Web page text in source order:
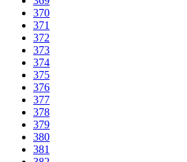
370
371
372
373
374
375
376
377
378
379
380
381